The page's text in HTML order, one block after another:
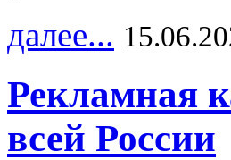
далее...
Рекламная
всей России